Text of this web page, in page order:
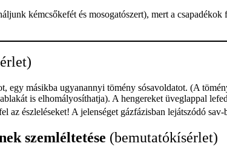
kémcsőkefét és mosogatószert), mert a
egy másikba ugyanannyi tömény sósavoldatot. (A
is elhomályosíthatja). A hengereket üveglappal
az észleléseket! A jelenséget gázfázisban lejátszódó
szemléltetése (bemutatókísérlet)